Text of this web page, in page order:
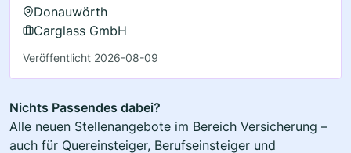
Donauwörth
Carglass GmbH
Veröffentlicht 2026-08-09
Nichts Passendes dabei?
Alle neuen Stellenangebote im Bereich Versicherung –
auch für Quereinsteiger, Berufseinsteiger und